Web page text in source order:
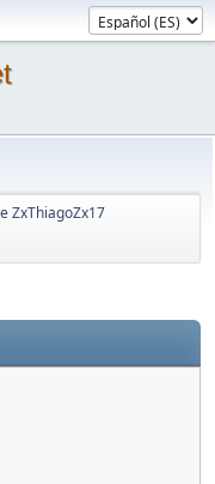
ZxThiagoZx17